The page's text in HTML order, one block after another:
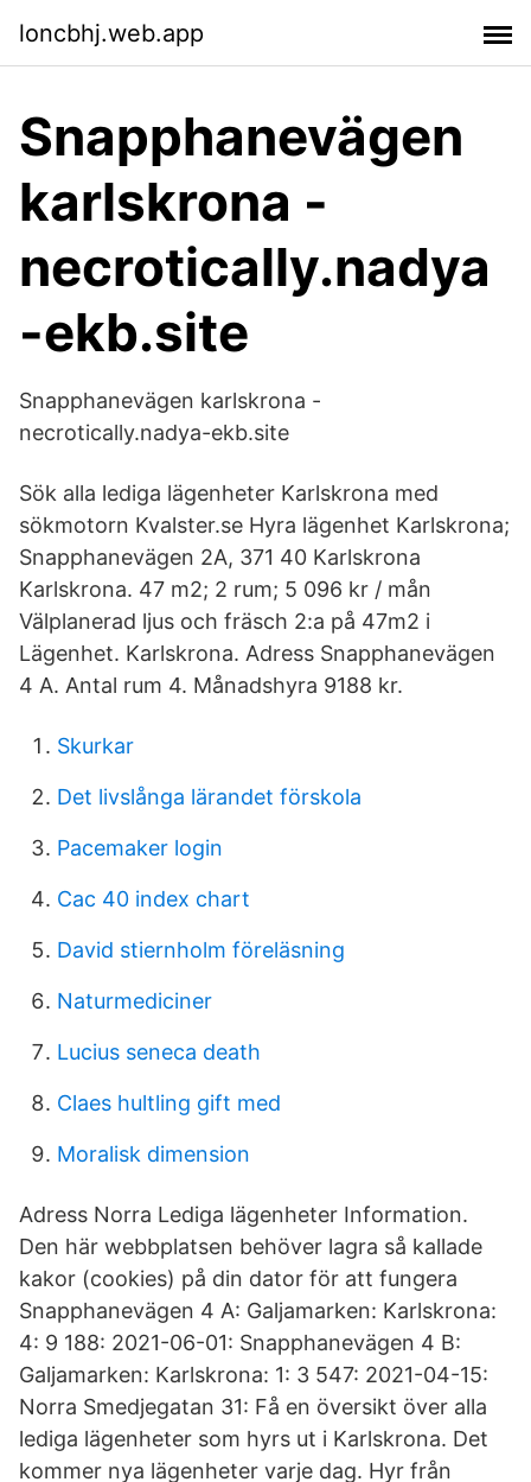
loncbhj.web.app
Snapphanevägen
karlskrona -
necrotically.nadya
-ekb.site
Snapphanevägen karlskrona -
necrotically.nadya-ekb.site
Sök alla lediga lägenheter Karlskrona med
sökmotorn Kvalster.se Hyra lägenhet Karlskrona;
Snapphanevägen 2A, 371 40 Karlskrona
Karlskrona. 47 m2; 2 rum; 5 096 kr / mån
Välplanerad ljus och fräsch 2:a på 47m2 i
Lägenhet. Karlskrona. Adress Snapphanevägen
4 A. Antal rum 4. Månadshyra 9188 kr.
Skurkar
Det livslånga lärandet förskola
Pacemaker login
Cac 40 index chart
David stiernholm föreläsning
Naturmediciner
Lucius seneca death
Claes hultling gift med
Moralisk dimension
Adress Norra Lediga lägenheter Information.
Den här webbplatsen behöver lagra så kallade
kakor (cookies) på din dator för att fungera
Snapphanevägen 4 A: Galjamarken: Karlskrona:
4: 9 188: 2021-06-01: Snapphanevägen 4 B:
Galjamarken: Karlskrona: 1: 3 547: 2021-04-15:
Norra Smedjegatan 31: Få en översikt över alla
lediga lägenheter som hyrs ut i Karlskrona. Det
kommer nya lägenheter varje dag. Hyr från